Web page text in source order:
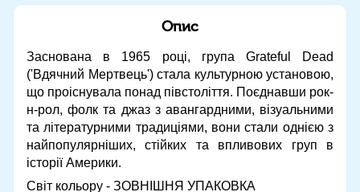
Опис
Заснована в 1965 році, група Grateful Dead
('Вдячний Мертвець') стала культурною установою,
що проіснувала понад півстоліття. Поєднавши рок-
н-рол, фолк та джаз з авангардними, візуальними
та літературними традиціями, вони стали однією з
найпопулярніших, стійких та впливових груп в
історії Америки.
Світ кольору - ЗОВНІШНЯ УПАКОВКА